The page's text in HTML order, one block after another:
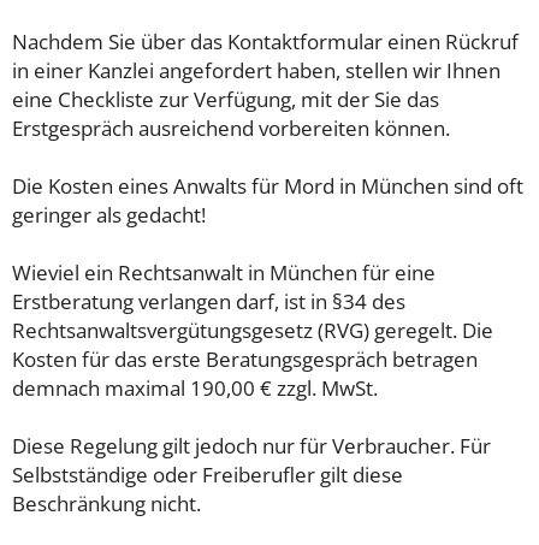
Nachdem Sie über das Kontaktformular einen Rückruf
in einer Kanzlei angefordert haben, stellen wir Ihnen
eine Checkliste zur Verfügung, mit der Sie das
Erstgespräch ausreichend vorbereiten können.
Die Kosten eines Anwalts für Mord in München sind oft
geringer als gedacht!
Wieviel ein Rechtsanwalt in München für eine
Erstberatung verlangen darf, ist in §34 des
Rechtsanwaltsvergütungsgesetz (RVG) geregelt. Die
Kosten für das erste Beratungsgespräch betragen
demnach maximal 190,00 € zzgl. MwSt.
Diese Regelung gilt jedoch nur für Verbraucher. Für
Selbstständige oder Freiberufler gilt diese
Beschränkung nicht.